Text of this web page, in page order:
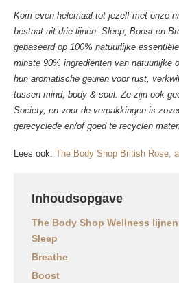
Kom even helemaal tot jezelf met onze
bestaat uit drie lijnen: Sleep, Boost en
gebaseerd op 100% natuurlijke
minste 90% ingrediënten van natuurlijke
hun aromatische geuren voor rust,
tussen mind, body & soul. Ze zijn ook
Society, en voor de verpakkingen is
gerecyclede en/of goed te recyclen
Lees ook: The Body Shop British Rose,
Inhoudsopgave
The Body Shop Wellness
Sleep
Breathe
Boost